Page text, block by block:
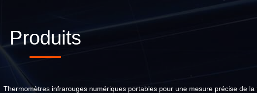
Produits
Thermomètres infrarouges numériques portables pour une mesure précise de la